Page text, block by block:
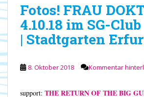
Fotos! FRAU
4.10.18 im SG-Club
| Stadtgarten
8. Oktober 2018 Kommentar
support: THE RETURN OF THE BIG